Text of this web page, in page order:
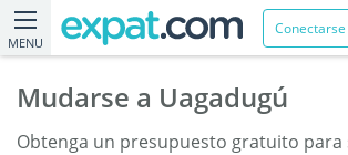
MENU
Conectarse
Mudarse a Uagadugú
Obtenga un presupuesto gratuito para